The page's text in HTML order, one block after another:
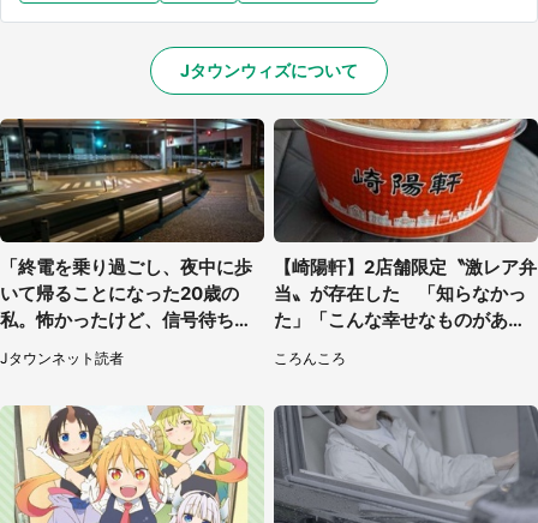
Jタウンウィズについて
「終電を乗り過ごし、夜中に歩
いて帰ることになった20歳の
私。怖かったけど、信号待ちの
車に道を尋ねたら...」（埼玉
県・60代女性）
Jタウンネット読者
【崎陽軒】2店舗限定〝激レア弁
当〟が存在した 「知らなかっ
た」「こんな幸せなものがあっ
ころんころ